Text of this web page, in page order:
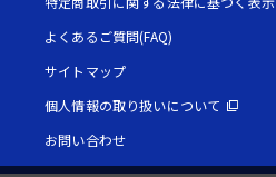
よくあるご質問(FAQ)
サイトマップ
個人情報の取り扱いについて
お問い合わせ